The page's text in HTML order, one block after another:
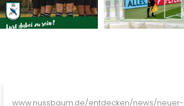
www.nussbaum.de/entdecken/news/neuer-